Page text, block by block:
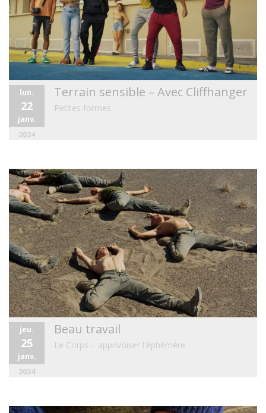
lun.
22
janv.
2024
Terrain sensible – Avec Cliffhanger
Petites formes
jeu.
25
janv.
2024
Beau travail
Le Corps – apprivoiser l'éphémère